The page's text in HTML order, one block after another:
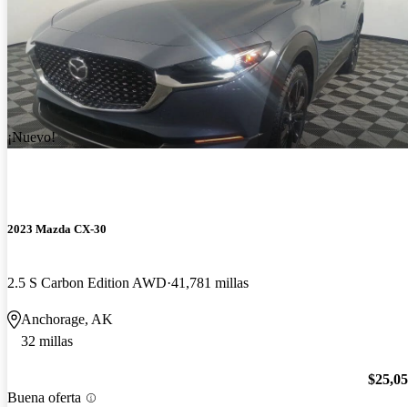
¡Nuevo!
2023 Mazda CX-30
2.5 S Carbon Edition AWD 41,781 millas
Anchorage, AK
32 millas
Buena oferta